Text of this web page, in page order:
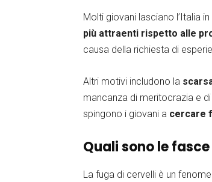
Molti giovani lasciano l’Italia
più attraenti rispetto alle
causa della richiesta di
Altri motivi includono la
mancanza di meritocrazia e
spingono i giovani a cercare
Quali sono le
La fuga di cervelli è un